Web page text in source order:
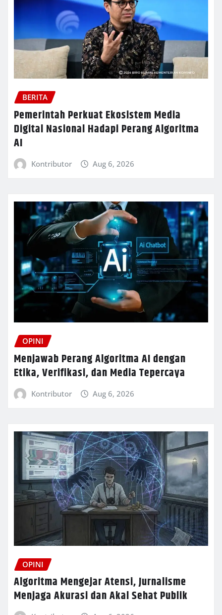
BERITA
Pemerintah Perkuat Ekosistem Media
Digital Nasional Hadapi Perang Algoritma
AI
Kontributor Aug 6, 2026
OPINI
Menjawab Perang Algoritma AI dengan
Etika, Verifikasi, dan Media Tepercaya
Kontributor Aug 6, 2026
OPINI
Algoritma Mengejar Atensi, Jurnalisme
Menjaga Akurasi dan Akal Sehat Publik